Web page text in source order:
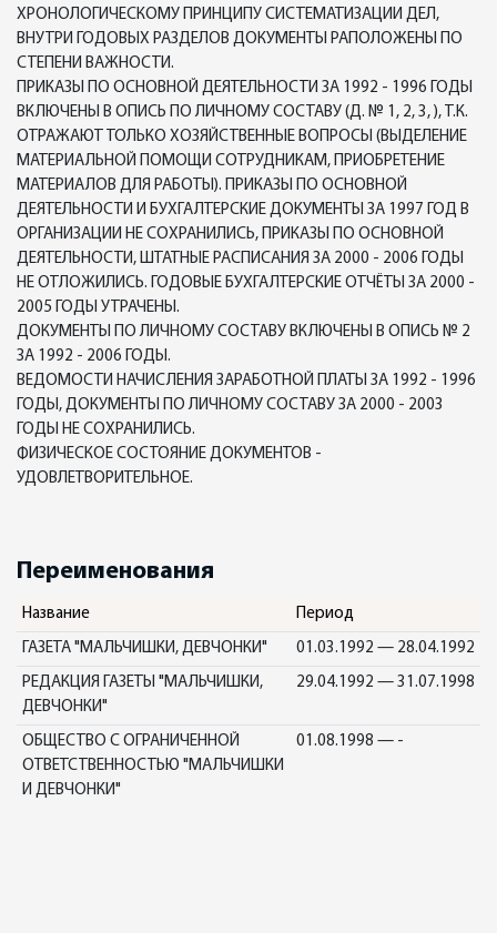
ХРОНОЛОГИЧЕСКОМУ ПРИНЦИПУ СИСТЕМАТИЗАЦИИ ДЕЛ,
ВНУТРИ ГОДОВЫХ РАЗДЕЛОВ ДОКУМЕНТЫ РАПОЛОЖЕНЫ ПО
СТЕПЕНИ ВАЖНОСТИ.
ПРИКАЗЫ ПО ОСНОВНОЙ ДЕЯТЕЛЬНОСТИ ЗА 1992 - 1996 ГОДЫ
ВКЛЮЧЕНЫ В ОПИСЬ ПО ЛИЧНОМУ СОСТАВУ (Д. № 1, 2, 3, ), Т.К.
ОТРАЖАЮТ ТОЛЬКО ХОЗЯЙСТВЕННЫЕ ВОПРОСЫ (ВЫДЕЛЕНИЕ
МАТЕРИАЛЬНОЙ ПОМОЩИ СОТРУДНИКАМ, ПРИОБРЕТЕНИЕ
МАТЕРИАЛОВ ДЛЯ РАБОТЫ). ПРИКАЗЫ ПО ОСНОВНОЙ
ДЕЯТЕЛЬНОСТИ И БУХГАЛТЕРСКИЕ ДОКУМЕНТЫ ЗА 1997 ГОД В
ОРГАНИЗАЦИИ НЕ СОХРАНИЛИСЬ, ПРИКАЗЫ ПО ОСНОВНОЙ
ДЕЯТЕЛЬНОСТИ, ШТАТНЫЕ РАСПИСАНИЯ ЗА 2000 - 2006 ГОДЫ
НЕ ОТЛОЖИЛИСЬ. ГОДОВЫЕ БУХГАЛТЕРСКИЕ ОТЧЁТЫ ЗА 2000 -
2005 ГОДЫ УТРАЧЕНЫ.
ДОКУМЕНТЫ ПО ЛИЧНОМУ СОСТАВУ ВКЛЮЧЕНЫ В ОПИСЬ № 2
ЗА 1992 - 2006 ГОДЫ.
ВЕДОМОСТИ НАЧИСЛЕНИЯ ЗАРАБОТНОЙ ПЛАТЫ ЗА 1992 - 1996
ГОДЫ, ДОКУМЕНТЫ ПО ЛИЧНОМУ СОСТАВУ ЗА 2000 - 2003
ГОДЫ НЕ СОХРАНИЛИСЬ.
ФИЗИЧЕСКОЕ СОСТОЯНИЕ ДОКУМЕНТОВ -
УДОВЛЕТВОРИТЕЛЬНОЕ.
Переименования
Название Период
ГАЗЕТА "МАЛЬЧИШКИ, ДЕВЧОНКИ" 01.03.1992 — 28.04.1992
РЕДАКЦИЯ ГАЗЕТЫ "МАЛЬЧИШКИ,
ДЕВЧОНКИ"
29.04.1992 — 31.07.1998
ОБЩЕСТВО С ОГРАНИЧЕННОЙ
ОТВЕТСТВЕННОСТЬЮ "МАЛЬЧИШКИ
И ДЕВЧОНКИ"
01.08.1998 — -